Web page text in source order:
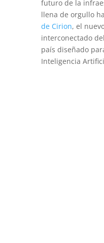
futuro de la
llena de orgullo
de Cirion, el
interconectado
país diseñado
Inteligencia